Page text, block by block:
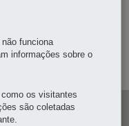
funciona
informações sobre o
os visitantes
são coletadas